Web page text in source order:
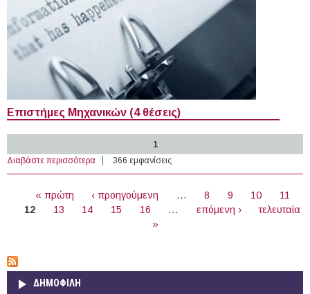
Επιστήμες Μηχανικών (4 θέσεις)
1
Διαβάστε περισσότερα για 19 Yποτροφίες στο Εξωτερικό (08-07-2026)
366 εμφανίσεις
« πρώτη ‹ προηγούμενη … 8 9 10
11
12
13 14 15 16 … επόμενη ›
τελευταία
»
ΔΗΜΟΦΙΛΗ